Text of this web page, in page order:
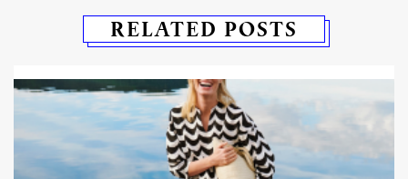
RELATED POSTS